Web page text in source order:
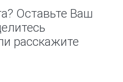
Оставьте Ваш
расскажите